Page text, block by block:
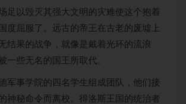
足以毁灭其强大文明的灾难使这个抱着
度屈服了。远古的帝王在古老的废墟上
结果的战争，就像是戴着光环的流浪
一些无名的国王所取代。
军事学院的四名学生组成团队，他们接
神秘命令而离校。得洛斯王国的统治者